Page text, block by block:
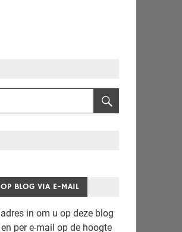
BLOG VIA E-MAIL
in om u op deze blog
per e-mail op de hoogte